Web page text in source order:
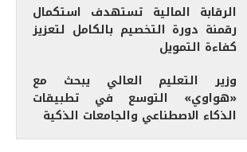
الرقابة المالية تستهدف استكمال
رقمنة دورة التخصيم بالكامل لتعزيز
كفاءة التمويل
وزير التعليم العالي يبحث مع
«هواوي» التوسع في تطبيقات
الذكاء الاصطناعي والجامعات الذكية